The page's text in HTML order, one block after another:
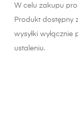
W celu zakupu
Produkt dostępny
wysyłki
ustaleniu.